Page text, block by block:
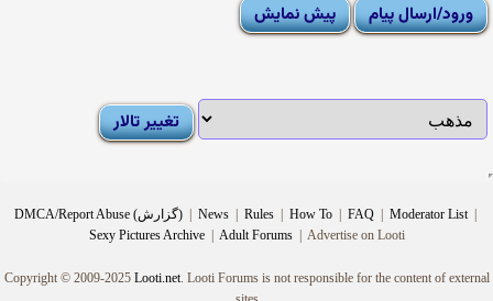
DMCA/Report Abuse (گزارش) | News | Rules | How To | FAQ | Moderator List |
Sexy Pictures Archive | Adult Forums |Advertise on Looti
Copyright © 2009-2025 Looti.net. Looti Forums is not responsible for the content of external